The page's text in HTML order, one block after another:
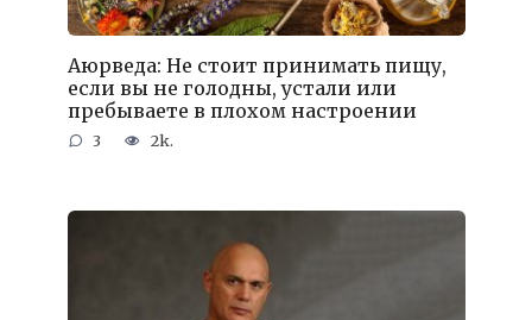
Аюрведа: Не стоит принимать пищу,
если вы не голодны, устали или
пребываете в плохом настроении
3 2k.